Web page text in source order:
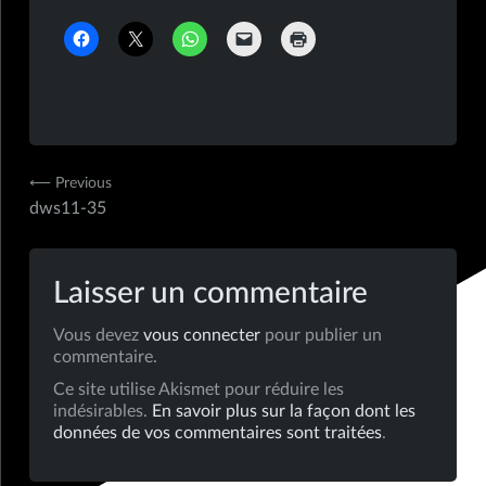
Navigation
l’article
⟵ Previous
dws11-35
Laisser un commentaire
Vous devezvous connecter pour publier un
commentaire.
Ce site utilise Akismet pour réduire les
indésirables. En savoir plus sur la façon dont les
données de vos commentaires sont traitées.